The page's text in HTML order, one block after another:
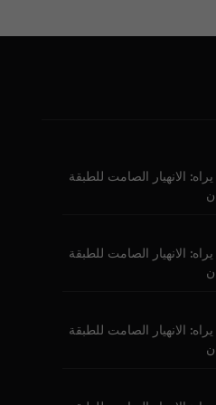
الانهيار الصامت للطبقة
الانهيار الصامت للطبقة
الانهيار الصامت للطبقة